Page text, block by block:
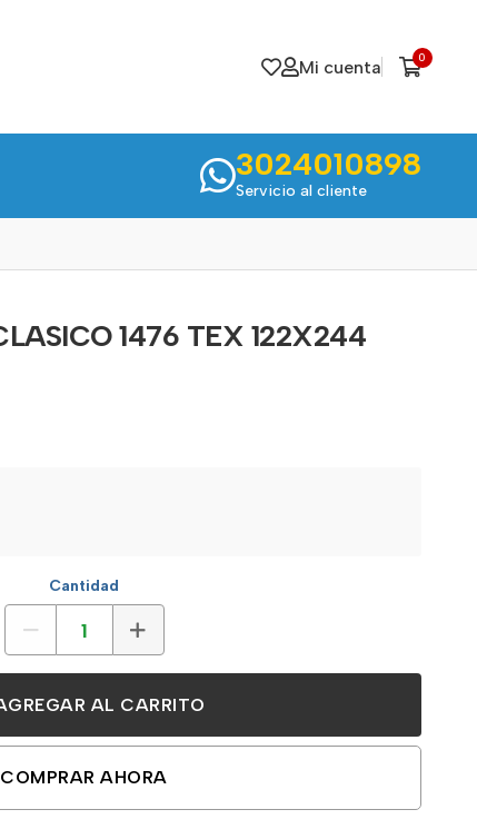
Mi cuenta 0
3024010898
Servicio al cliente
1476 TEX 122X244
Cantidad
AL CARRITO
COMPRAR AHORA